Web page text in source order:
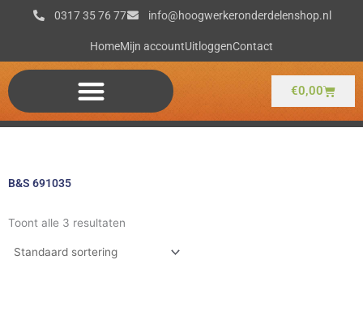
inhoud
0317 35 76 77 info@hoogwerkeronderdelenshop.nl
HomeMijn accountUitloggenContact
€0,00
B&S 691035
Toont alle 3 resultaten